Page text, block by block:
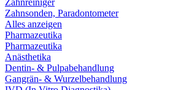
Zahnreiniger
Zahnsonden, Paradontometer
Alles anzeigen
Pharmazeutika
Pharmazeutika
Anästhetika
Dentin- & Pulpabehandlung
Gangrän- & Wurzelbehandlung